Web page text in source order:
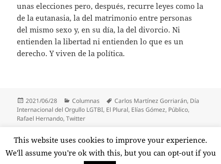
unas elecciones pero, después, recurre leyes como la
de la eutanasia, la del matrimonio entre personas
del mismo sexo y, en su día, la del divorcio. Ni
entienden la libertad ni entienden lo que es un
derecho. Y viven de la política.
Publicado
el
2021/06/28 Categorías
Columnas Etiquetas
Carlos Martínez Gorriarán, Día
Internacional del Orgullo LGTBI, El Plural, Elías Gómez, Público,
Rafael Hernando,Twitter
Paginación
de
PÁGINA1
This website uses cookies to improve your experience.
We'll assume you're ok with this, but you can opt-out if you